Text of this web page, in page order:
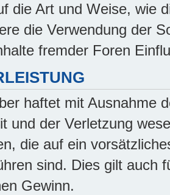
die Art und Weise, wie
die Verwendung der
fremder Foren
haftet mit Ausnahme
und der Verletzung
die auf ein
sind. Dies gilt auch
Gewinn.